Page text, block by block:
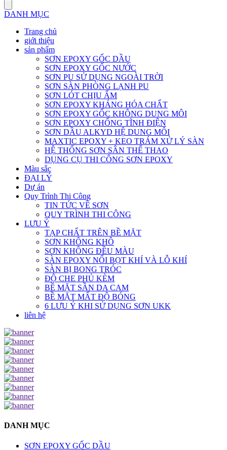
DANH MỤC
Trang chủ
giới thiệu
sản phẩm
SƠN EPOXY GỐC DẦU
SƠN EPOXY GỐC NƯỚC
SƠN PU SỬ DỤNG NGOÀI TRỜI
SƠN SÀN PHÒNG LẠNH PU
SƠN LÓT CHỊU ẨM
SƠN EPOXY KHÁNG HÓA CHẤT
SƠN EPOXY GỐC KHÔNG DUNG MÔI
SƠN EPOXY CHỐNG TĨNH ĐIỆN
SƠN DẦU ALKYD HỆ DUNG MÔI
MAXTIC EPOXY + KEO TRÁM XỬ LÝ SÀN
HỆ THỐNG SƠN SÂN THỂ THAO
DỤNG CỤ THI CÔNG SƠN EPOXY
Màu sắc
ĐẠI LÝ
Dự án
Quy Trình Thi Công
TIN TỨC VỀ SƠN
QUY TRÌNH THI CÔNG
LƯU Ý
TẠP CHẤT TRÊN BỀ MẶT
SƠN KHÔNG KHÔ
SƠN KHÔNG ĐỀU MÀU
SÀN EPOXY NỔI BỌT KHÍ VÀ LỖ KHÍ
SÀN BỊ BONG TRÓC
ĐỘ CHE PHỦ KÈM
BỀ MẶT SẦN DA CAM
BỀ MẶT MẤT ĐỘ BÓNG
6 LƯU Ý KHI SỬ DỤNG SƠN UKK
liên hệ
DANH MỤC
SƠN EPOXY GỐC DẦU